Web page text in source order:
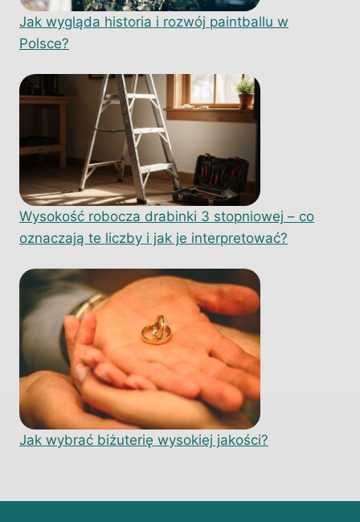
Jak wygląda historia i rozwój paintballu w
Polsce?
Wysokość robocza drabinki 3 stopniowej – co
oznaczają te liczby i jak je interpretować?
Jak wybrać biżuterię wysokiej jakości?